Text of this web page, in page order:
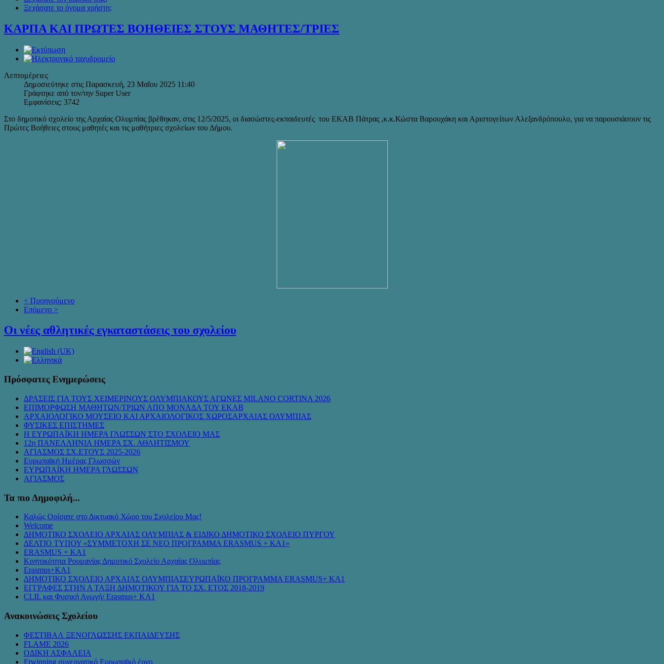
Ξεχάσατε το όνομα χρήστη;
ΚΑΡΠΑ ΚΑΙ ΠΡΩΤΕΣ ΒΟΗΘΕΙΕΣ ΣΤΟΥΣ ΜΑΘΗΤΕΣ/ΤΡΙΕΣ
Λεπτομέρειες
Δημοσιεύτηκε στις Παρασκευή, 23 Μαΐου 2025 11:40
Γράφτηκε από τον/την Super User
Εμφανίσεις: 3742
Στο δημοτικό σχολείο της Αρχαίας Ολυμπίας βρέθηκαν, στις 12/5/2025, οι διασώστες-εκπαιδευτές του ΕΚΑΒ Πάτρας ,κ.κ.Κώστα Βαρουχάκη και Αριστογείτων Αλεξανδρόπουλο, για να παρουσιάσουν τις
Πρώτες Βοήθειες στους μαθητές και τις μαθήτριες σχολείων του Δήμου.
< Προηγούμενο
Επόμενο >
Οι νέες αθλητικές εγκαταστάσεις του σχολείου
Πρόσφατες Ενημερώσεις
ΔΡΑΣΕΙΣ ΓΙΑ ΤΟΥΣ ΧΕΙΜΕΡΙΝΟΥΣ ΟΛΥΜΠΙΑΚΟΥΣ ΑΓΩΝΕΣ MILANO CORTINA 2026
ΕΠΙΜΟΡΦΩΣΗ ΜΑΘΗΤΩΝ/ΤΡΙΩΝ ΑΠΟ ΜΟΝΑΔΑ ΤΟΥ ΕΚΑΒ
ΑΡΧΑΙΟΛΟΓΙΚΟ ΜΟΥΣΕΙΟ ΚΑΙ ΑΡΧΑΙΟΛΟΓΙΚΟΣ ΧΩΡΟΣΑΡΧΑΙΑΣ ΟΛΥΜΠΙΑΣ
ΦΥΣΙΚΕΣ ΕΠΙΣΤΗΜΕΣ
Η ΕΥΡΩΠΑΪΚΗ ΗΜΕΡΑ ΓΛΩΣΣΩΝ ΣΤΟ ΣΧΟΛΕΙΟ ΜΑΣ
12η ΠΑΝΕΛΛΗΝΙΑ ΗΜΕΡΑ ΣΧ. ΑΘΛΗΤΙΣΜΟΥ
ΑΓΙΑΣΜΟΣ ΣΧ.ΕΤΟΥΣ 2025-2026
Ευρωπαϊκή Ημέρας Γλωσσών
ΕΥΡΩΠΑΪΚΗ ΗΜΕΡΑ ΓΛΩΣΣΩΝ
ΑΓΙΑΣΜΟΣ
Τα πιο Δημοφιλή...
Καλώς Ορίσατε στο Δικτυακό Χώρο του Σχολείου Μας!
Welcome
ΔΗΜΟΤΙΚΟ ΣΧΟΛΕΙΟ ΑΡΧΑΙΑΣ ΟΛΥΜΠΙΑΣ & ΕΙΔΙΚΟ ΔΗΜΟΤΙΚΟ ΣΧΟΛΕΙΟ ΠΥΡΓΟΥ
ΔΕΛΤΙΟ ΤΥΠΟΥ «ΣΥΜMΕΤΟΧΗ ΣΕ ΝΕΟ ΠΡΟΓΡΑΜΜΑ ERASMUS + KA1»
ERASMUS + KA1
Κινητικότητα Ρουμανίας Δημοτικό Σχολείο Αρχαίας Ολυμπίας
Erasmus+KA1
ΔΗΜΟΤΙΚΟ ΣΧΟΛΕΙΟ ΑΡΧΑΙΑΣ ΟΛΥΜΠΙΑΣΕΥΡΩΠΑΪΚΟ ΠΡΟΓΡΑΜΜΑ ERASMUS+ KA1
ΕΓΓΡΑΦΕΣ ΣΤΗΝ Α ΤΑΞΗ ΔΗΜΟΤΙΚΟΥ ΓΙΑ ΤΟ ΣΧ. ΕΤΟΣ 2018-2019
CLIL και Φυσική Αγωγή/ Erasmus+ KA1
Ανακοινώσεις Σχολείου
ΦΕΣΤΙΒΑΛ ΞΕΝΟΓΛΩΣΣΗΣ ΕΚΠΑΙΔΕΥΣΗΣ
FLAME 2026
ΟΔΙΚΗ ΑΣΦΑΛΕΙΑ
Etwinning συνεργατικό Ευρωπαϊκό έργο